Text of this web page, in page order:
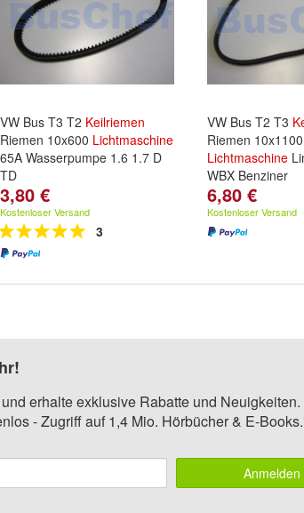
VW Bus T3 T2 Keilriemen
Riemen 10x600 Lichtmaschine
65A Wasserpumpe 1.6 1.7 D
TD
3,80 €
Kostenloser Versand
3
VW Bus T2 T3
Riemen 10x1100
Lichtmaschine
WBX Benziner
6,80 €
Kostenloser Versand
erhalte exklusive Rabatte und Neuigkeiten.
- Zugriff auf 1,4 Mio. Hörbücher & E-
Anmelden